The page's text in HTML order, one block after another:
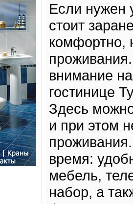
Если нужен
стоит
комфортно,
внимание
гостинице
Здесь
и при этом
время:
мебель,
набор, а